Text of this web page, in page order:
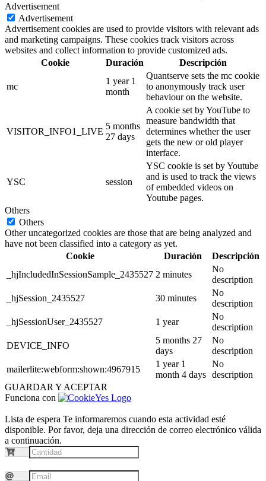
Advertisement
Advertisement
Advertisement cookies are used to provide visitors with relevant ads
and marketing campaigns. These cookies track visitors across
websites and collect information to provide customized ads.
Cookie
Duración Descripción
mc
1 year 1
month
Quantserve sets the mc cookie
to anonymously track user
behaviour on the website.
VISITOR_INFO1_LIVE
5 months
27 days
A cookie set by YouTube to
measure bandwidth that
determines whether the user
gets the new or old player
interface.
YSC session
YSC cookie is set by Youtube
and is used to track the views
of embedded videos on
Youtube pages.
Others
Others
Other uncategorized cookies are those that are being analyzed and
have not been classified into a category as yet.
Cookie
Duración
Descripción
_hjIncludedInSessionSample_2435527 2 minutes
No
description
_hjSession_2435527
30 minutes
No
description
_hjSessionUser_2435527
1 year
No
description
DEVICE_INFO
5 months 27
days
No
description
mailerlite:webform:shown:4967915
1 year 1
month 4 days
No
description
GUARDAR Y ACEPTAR
Funciona con
Lista de espera Te informaremos cuando esta actividad esté
disponible. Por favor, deja una dirección de correo electrónico válida
a continuación.